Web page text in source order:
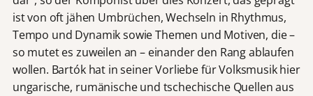
ist von oft jähen Umbrüchen, Wechseln in Rhythmus,
Tempo und Dynamik sowie Themen und Motiven, die –
so mutet es zuweilen an – einander den Rang ablaufen
wollen. Bartók hat in seiner Vorliebe für Volksmusik hier
ungarische, rumänische und tschechische Quellen aus